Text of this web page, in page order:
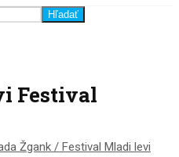
Hľadať
Festival